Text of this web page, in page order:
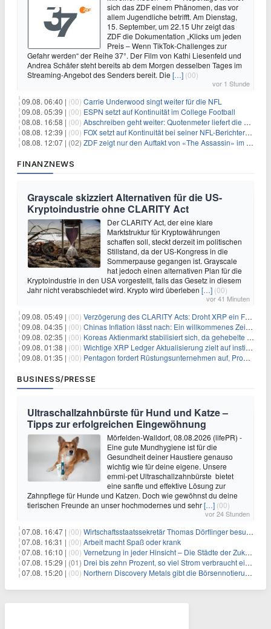
sich das ZDF einem Phänomen, das vor
allem Jugendliche betrifft. Am Dienstag,
15. September, um 22.15 Uhr zeigt das
ZDF die Dokumentation „Klicks um jeden
Preis – Wenn TikTok-Challenges zur
Gefahr werden“ der Reihe 37°. Der Film von Kathi Liesenfeld und
Andrea Schäfer steht bereits ab dem Morgen desselben Tages im
Streaming-Angebot des Senders bereit. Die […] (00)
vor 1 Stunde
09.08. 06:40 | (00) Carrie Underwood singt weiter für die NFL
09.08. 05:39 | (00) ESPN setzt auf Kontinuität im College Football
08.08. 16:58 | (00) Abschreiben geht weiter: Quotenmeter liefert die Vorlagen
08.08. 12:39 | (00) FOX setzt auf Kontinuität bei seiner NFL-Berichterstattung
08.08. 12:07 | (02) ZDF zeigt nur den Auftakt von «The Assassin» im Fernsehen
FINANZNEWS
Grayscale skizziert Alternativen für die US-
Kryptoindustrie ohne CLARITY Act
Der CLARITY Act, der eine klare
Marktstruktur für Kryptowährungen
schaffen soll, steckt derzeit im politischen
Stillstand, da der US-Kongress in die
Sommerpause gegangen ist. Grayscale
hat jedoch einen alternativen Plan für die
Kryptoindustrie in den USA vorgestellt, falls das Gesetz in diesem
Jahr nicht verabschiedet wird. Krypto wird überleben […] (00)
vor 41 Minuten
09.08. 05:49 | (00) Verzögerung des CLARITY Acts: Droht XRP ein Fall unter die $1-Marke?
09.08. 04:35 | (00) Chinas Inflation lässt nach: Ein willkommenes Zeichen für Investoren angesichts der Folgen des Öl-Schocks
09.08. 02:35 | (00) Koreas Aktienmarkt stabilisiert sich, da gehebelte Positionen abgebaut werden
09.08. 01:38 | (00) Wichtige XRP Ledger Aktualisierung zielt auf institutionelle Akzeptanz ab
09.08. 01:35 | (00) Pentagon fordert Rüstungsunternehmen auf, Produktion angesichts eskalierender globaler Spannungen zu steigern
BUSINESS/PRESSE
Ultraschallzahnbürste für Hund und Katze –
Tipps zur erfolgreichen Eingewöhnung
Mörfelden-Walldorf, 08.08.2026 (lifePR) -
Eine gute Mundhygiene ist für die
Gesundheit deiner Haustiere genauso
wichtig wie für deine eigene. Unsere
emmi-pet Ultraschallzahnbürste bietet
eine sanfte und effektive Lösung zur
Zahnpflege für Hunde und Katzen. Doch wie gewöhnst du deine
tierischen Freunde an unser hochmodernes und sehr[…] (00)
vor 24 Stunden
07.08. 16:47 | (00) Wirtschaftsstaatssekretär Thomas Dörflinger besucht Handwerksbetrieb im Kammerbezirk Freiburg
07.08. 16:31 | (00) Arbeit macht Spaß oder krank
07.08. 16:10 | (00) Vernetzung in jeder Hinsicht – Die Städte der Zukunft sind grün-blau
07.08. 15:29 | (01) Drei bis zehn Prozent, so viel Strom verbraucht ein Aufzug im Gebäude
07.08. 15:20 | (00) Northern Discovery Metals gibt die Börsennotierung an der Frankfurter Wertpapierbörse bekannt